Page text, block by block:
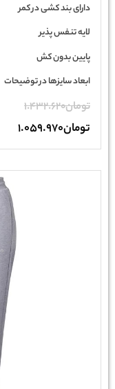
دارای بند کشی در کمر
لایه تنفس پذیر
پایین بدون کش
ابعاد سایزها در توضیحات
تومان1.432.620
تومان1.059.970